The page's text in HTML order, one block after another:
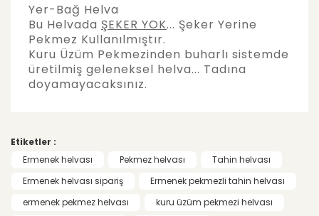
Yer-Bağ Helva
Bu Helvada ŞEKER YOK... Şeker Yerine
Pekmez Kullanılmıştır.
Kuru Üzüm Pekmezinden buharlı sistemde
üretilmiş geleneksel helva... Tadına
doyamayacaksınız.
Yorum Yaz
kullanarak tarafımıza iletebilirsiniz.
Görüş ve önerileriniz için teşekkür ederiz.
görüntülenemiyor.
Etiketler :
Ermenek helvası
Pekmez helvası
Tahin helvası
Ermenek helvası sipariş
Ermenek pekmezli tahin helvası
ermenek pekmez helvası
kuru üzüm pekmezi helvası